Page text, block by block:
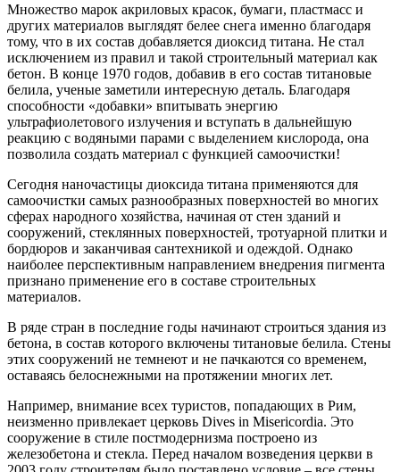
Множество марок акриловых красок, бумаги, пластмасс и
других материалов выглядят белее снега именно благодаря
тому, что в их состав добавляется диоксид титана. Не стал
исключением из правил и такой строительный материал как
бетон. В конце 1970 годов, добавив в его состав титановые
белила, ученые заметили интересную деталь. Благодаря
способности «добавки» впитывать энергию
ультрафиолетового излучения и вступать в дальнейшую
реакцию с водяными парами с выделением кислорода, она
позволила создать материал с функцией самоочистки!
Сегодня наночастицы диоксида титана применяются для
самоочистки самых разнообразных поверхностей во многих
сферах народного хозяйства, начиная от стен зданий и
сооружений, стеклянных поверхностей, тротуарной плитки и
бордюров и заканчивая сантехникой и одеждой. Однако
наиболее перспективным направлением внедрения пигмента
признано применение его в составе строительных
материалов.
В ряде стран в последние годы начинают строиться здания из
бетона, в состав которого включены титановые белила. Стены
этих сооружений не темнеют и не пачкаются со временем,
оставаясь белоснежными на протяжении многих лет.
Например, внимание всех туристов, попадающих в Рим,
неизменно привлекает церковь Dives in Misericordia. Это
сооружение в стиле постмодернизма построено из
железобетона и стекла. Перед началом возведения церкви в